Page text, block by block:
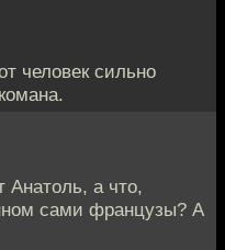
человек сильно
Анатоль, а что,
сами французы? А